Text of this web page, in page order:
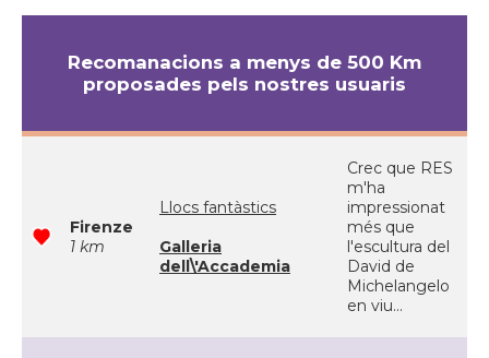
Recomanacions a menys de 500 Km
proposades pels nostres usuaris
Firenze
1 km
Llocs fantàstics
Galleria
dell\'Accademia
Crec que RES
m'ha
impressionat
més que
l'escultura del
David de
Michelangelo
en viu...